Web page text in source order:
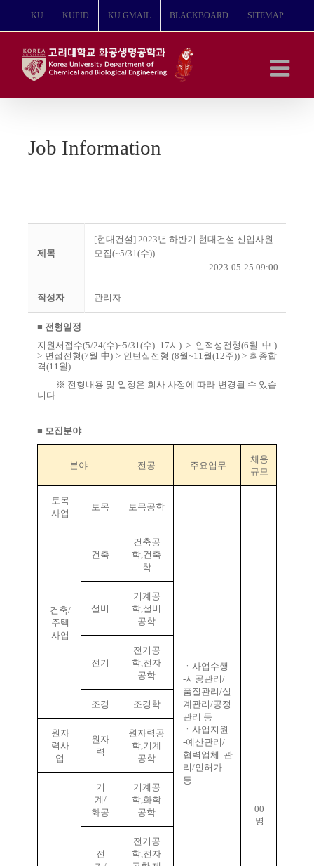
뛰
KU KUPID KU GMAIL BLACKBOARD SITEMAP
Job Information
제목
[현대건설] 2023년 하반기 현대건설 신입사원
모집(~5/31(수))
2023-05-25 09:00
작성자 관리자
■ 전형일정
지원서접수(5/24(수)~5/31(수) 17시) > 인적성전형(6월 中)
> 면접전형(7월 中) > 인턴십전형 (8월~11 월(12주)) > 최종합
격(11 월)
※ 전형내용 및 일정은 회사 사정에 따라 변경될 수 있습
니다
■ 모집분야
분야 전공 주요업무
채용
규모
토목
사업
토목 토목공학
ㆍ사업수행
-시공관리/
품질관리/설
계관리/공정
관리 등
ㆍ사업지원
-예산관리/
협력업체 관
리/인허가
등
00
명
건축/
주택
사업
건축
건축공
학,건축
학
설비
기계공
학,설비
공학
전기
전기공
학,전자
공학
조경 조경학
원자
력사
업
원자
력
원자력공
학,기계
공학
기
계/
화공
기계공
학,화학
공학
전
전기공
학,전자